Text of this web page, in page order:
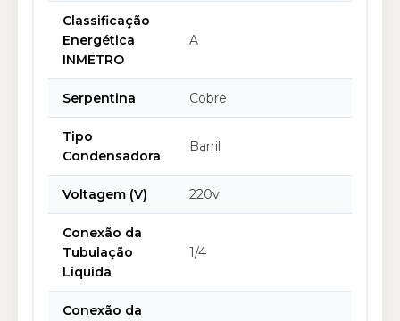
Classificação
Energética
INMETRO
A
Serpentina Cobre
Tipo
Condensadora
Barril
Voltagem (V) 220v
Conexão da
Tubulação
Líquida
1/4
Conexão da